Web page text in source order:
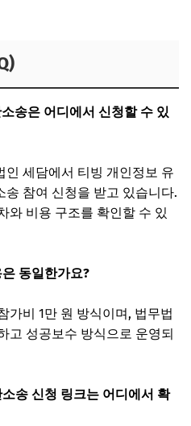
송은 어디에서 신청할 수 있
세담에서 티빙 개인정보 유
참여 신청을 받고 있습니다.
와 비용 구조를 확인할 수 있
동일한가요?
가비 1만 원 방식이며, 법무법
고 성공보수 방식으로 운영되
송 신청 링크는 어디에서 확